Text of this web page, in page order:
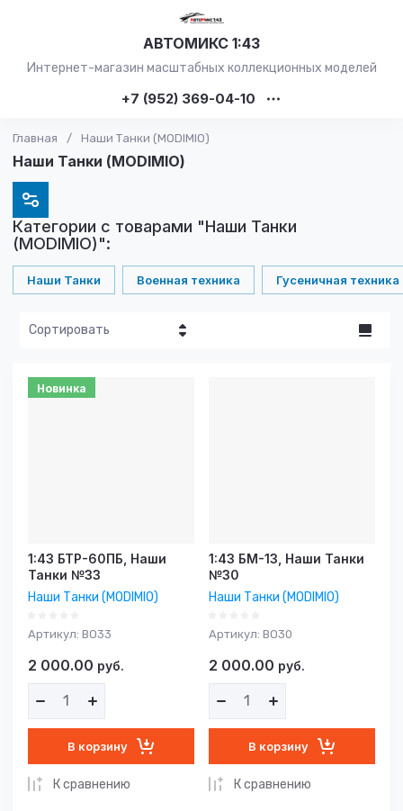
АВТОМИКС 1:43
Интернет-магазин масштабных коллекционных моделей
+7 (952) 369-04-10
Главная / Наши Танки (MODIMIO)
Наши Танки (MODIMIO)
Категории с товарами "Наши Танки
(MODIMIO)":
Наши Танки Военная техника Гусеничная техника
Сортировать
Цена -
Новинка
1:43 БТР-60ПБ, Наши
Танки №33
Наши Танки (MODIMIO)
Артикул: BO33
2 000.00 руб.
В корзину
К сравнению
1:43 БМ-13, Наши Танки
№30
Наши Танки (MODIMIO)
Артикул: BO30
2 000.00 руб.
В корзину
К сравнению